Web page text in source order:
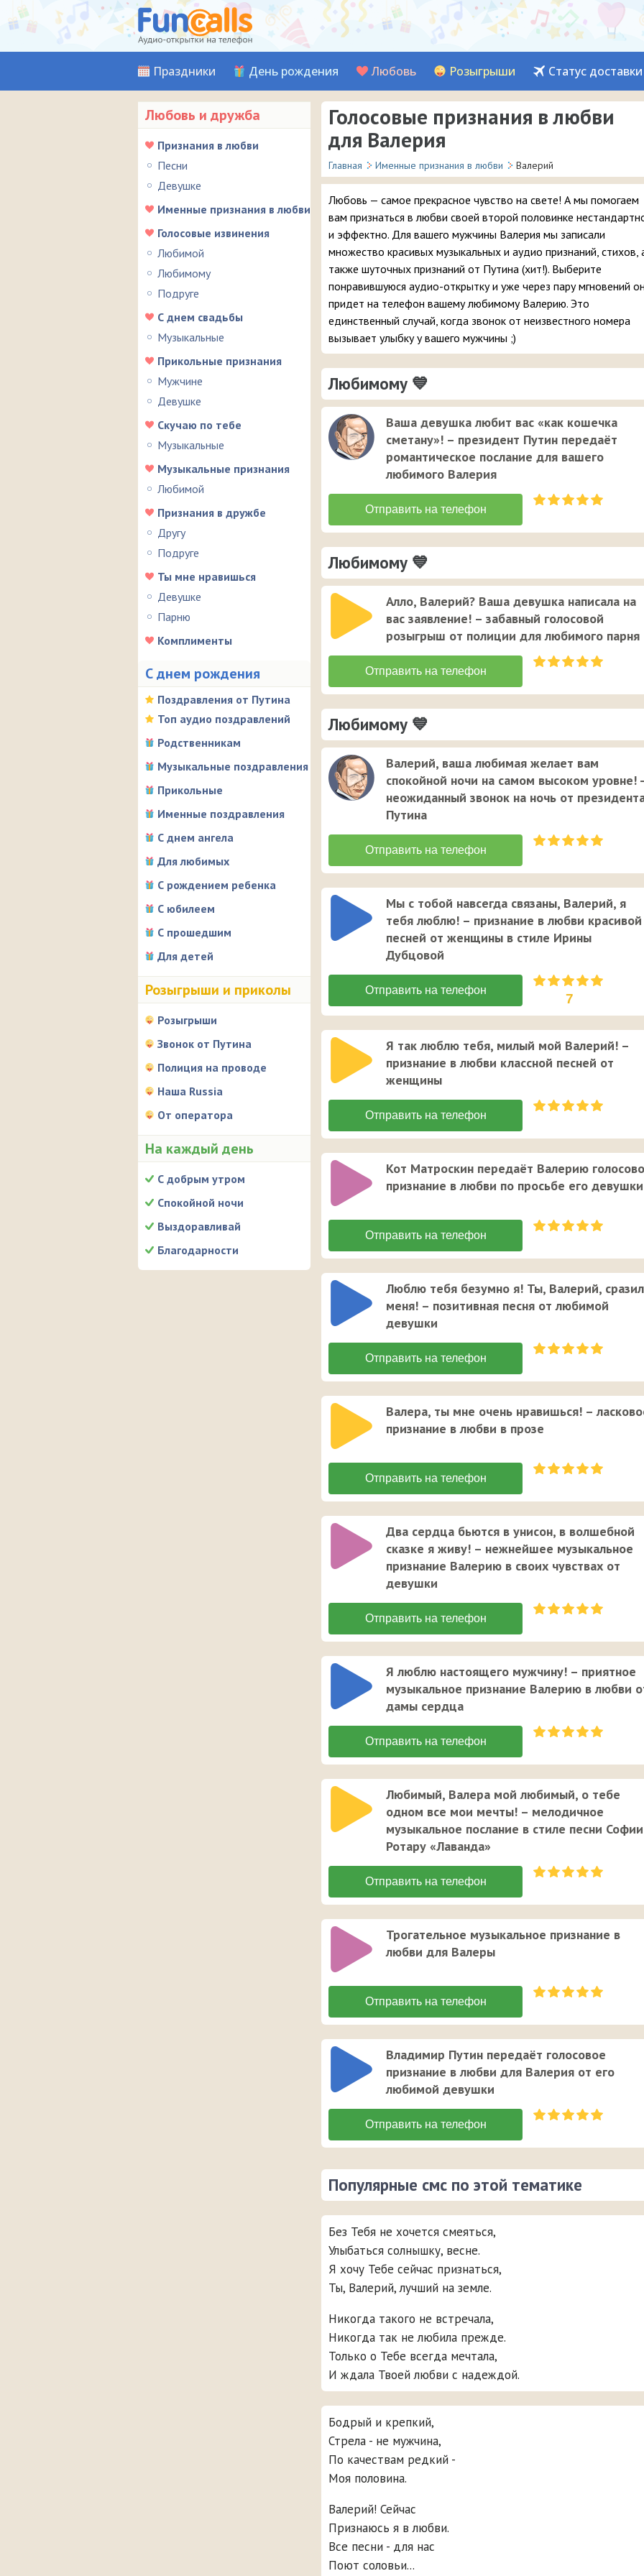
Праздники День рождения Любовь Розыгрыши Статус доставки
Любовь и дружба
Признания в любви
Песни
Девушке
Именные признания в любви
Голосовые извинения
Любимой
Любимому
Подруге
С днем свадьбы
Музыкальные
Прикольные признания
Мужчине
Девушке
Скучаю по тебе
Музыкальные
Музыкальные признания
Любимой
Признания в дружбе
Другу
Подруге
Ты мне нравишься
Девушке
Парню
Комплименты
С днем рождения
Поздравления от Путина
Топ аудио поздравлений
Родственникам
Музыкальные поздравления
Прикольные
Именные поздравления
С днем ангела
Для любимых
С рождением ребенка
С юбилеем
С прошедшим
Для детей
Розыгрыши и приколы
Розыгрыши
Звонок от Путина
Полиция на проводе
Наша Russia
От оператора
На каждый день
С добрым утром
Спокойной ночи
Выздоравливай
Благодарности
Голосовые признания в любви
для Валерия
Главная Именные признания в любви Валерий
Любовь — самое прекрасное чувство на свете! А мы помогаем
вам признаться в любви своей второй половинке
и эффектно. Для вашего мужчины Валерия мы записали
множество красивых музыкальных и аудио признаний, стихов,
также шуточных признаний от Путина (хит!). Выберите
понравившуюся аудио-открытку и уже через пару мгновений
придет на телефон вашему любимому Валерию. Это
единственный случай, когда звонок от неизвестного номера
вызывает улыбку у вашего мужчины ;)
Любимому 💙
Ваша девушка любит вас «как кошечка
сметану»! – президент Путин передаёт
романтическое послание для вашего
любимого Валерия
Любимому 💙
Алло, Валерий? Ваша девушка написала на
вас заявление! – забавный голосовой
розыгрыш от полиции для любимого парня
Любимому 💙
Валерий, ваша любимая желает вам
спокойной ночи на самом высоком уровне! -
неожиданный звонок на ночь от
Путина
Мы с тобой навсегда связаны, Валерий, я
тебя люблю! – признание в любви красивой
песней от женщины в стиле Ирины
Дубцовой
7
Я так люблю тебя, милый мой Валерий! –
признание в любви классной песней от
женщины
Кот Матроскин передаёт Валерию
признание в любви по просьбе его девушки
Люблю тебя безумно я! Ты, Валерий, сразил
меня! – позитивная песня от любимой
девушки
Валера, ты мне очень нравишься! –
признание в любви в прозе
Два сердца бьются в унисон, в волшебной
сказке я живу! – нежнейшее музыкальное
признание Валерию в своих чувствах от
девушки
Я люблю настоящего мужчину! – приятное
музыкальное признание Валерию в любви
дамы сердца
Любимый, Валера мой любимый, о тебе
одном все мои мечты! – мелодичное
музыкальное послание в стиле песни Софии
Ротару «Лаванда»
Трогательное музыкальное признание в
любви для Валеры
Владимир Путин передаёт голосовое
признание в любви для Валерия от его
любимой девушки
Популярные смс по этой тематике
Без Тебя не хочется смеяться,
Улыбаться солнышку, весне.
Я хочу Тебе сейчас признаться,
Ты, Валерий, лучший на земле.
Никогда такого не встречала,
Никогда так не любила прежде.
Только о Тебе всегда мечтала,
И ждала Твоей любви с надеждой.
Бодрый и крепкий,
Стрела - не мужчина,
По качествам редкий -
Моя половина.
Валерий! Сейчас
Признаюсь я в любви.
Все песни - для нас
Поют соловьи...